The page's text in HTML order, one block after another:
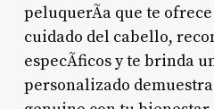
peluquerÃ­a que te
cuidado del cabello,
especÃ­ficos y te brinda
personalizado